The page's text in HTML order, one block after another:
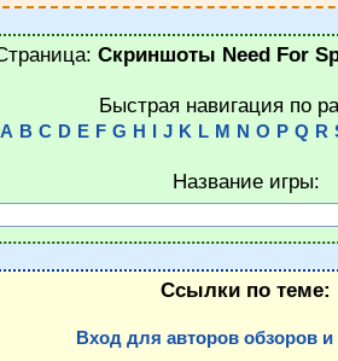
Скриншоты Need For
Быстрая навигация по
A B C D E F G H J K L M N O P Q R
Название игры:
Ссылки по теме:
Вход для авторов обзоров и